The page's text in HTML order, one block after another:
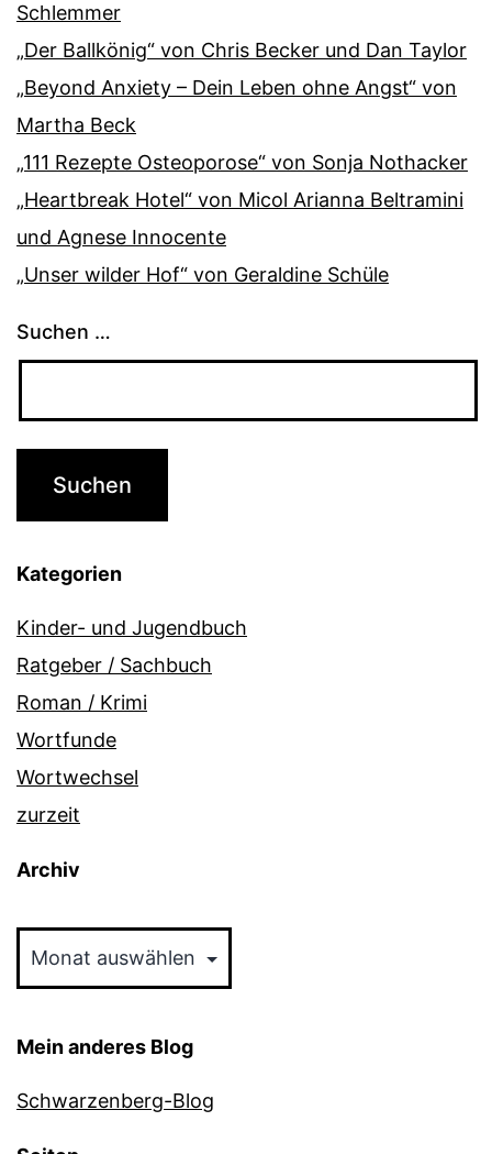
Schlemmer
„Der Ballkönig“ von Chris Becker und Dan Taylor
„Beyond Anxiety – Dein Leben ohne Angst“ von
Martha Beck
„111 Rezepte Osteoporose“ von Sonja Nothacker
„Heartbreak Hotel“ von Micol Arianna Beltramini
und Agnese Innocente
„Unser wilder Hof“ von Geraldine Schüle
Suchen …
Kategorien
Kinder- und Jugendbuch
Ratgeber / Sachbuch
Roman / Krimi
Wortfunde
Wortwechsel
zurzeit
Archiv
Mein anderes Blog
Schwarzenberg-Blog